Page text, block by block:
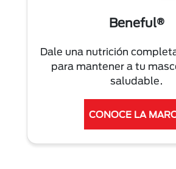
Beneful®
Dale una nutrición
para mantener a tu
saludable.
CONOCE LA